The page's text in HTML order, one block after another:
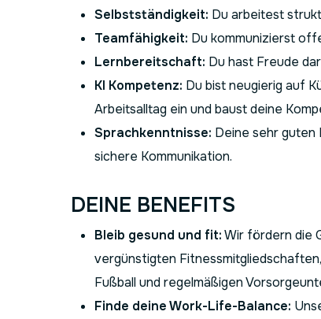
Selbstständigkeit: Du arbeitest
Teamfähigkeit: Du kommunizierst
Lernbereitschaft: Du hast Freude
KI Kompetenz: Du bist neugierig auf
Arbeitsalltag ein und baust deine
Sprachkenntnisse: Deine sehr guten
sichere Kommunikation.
DEINE BENEFITS
Bleib gesund und fit:Wir fördern die
vergünstigten
Fußball und regelmäßigen
Finde deine Work-Life-Balance: